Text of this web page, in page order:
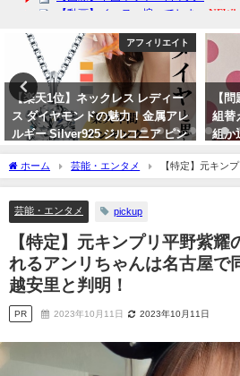
芸能・エンタメ
【問題児？】天彩峰里は過去にも
組替えしていた！星組→宙組→月
組か退団か？ 気になる今後につい
て衝撃情報！
カ
無料
枚入
楽/
ホーム 芸能・エンタメ
【特定】元キン
るアンリちゃんは名古屋で同じ通信制高校の水越安
芸能・エンタメ pickup
【特定】元キンプリ平野紫耀
れるアンリちゃんは名古屋で
越安里と判明！
PR 2023年10月11日 2023年10月11日